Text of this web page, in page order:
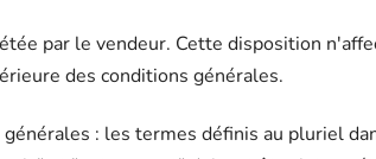
par le vendeur. Cette disposition
des conditions générales.
: les termes définis au pluriel